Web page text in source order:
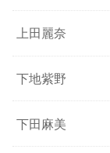
上田麗奈
下地紫野
下田麻美